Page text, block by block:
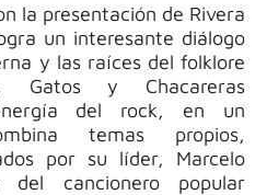
la presentación de Rivera
un interesante diálogo
y las raíces del folklore
Gatos y Chacareras
del rock, en un
temas propios,
por su líder, Marcelo
del cancionero popular